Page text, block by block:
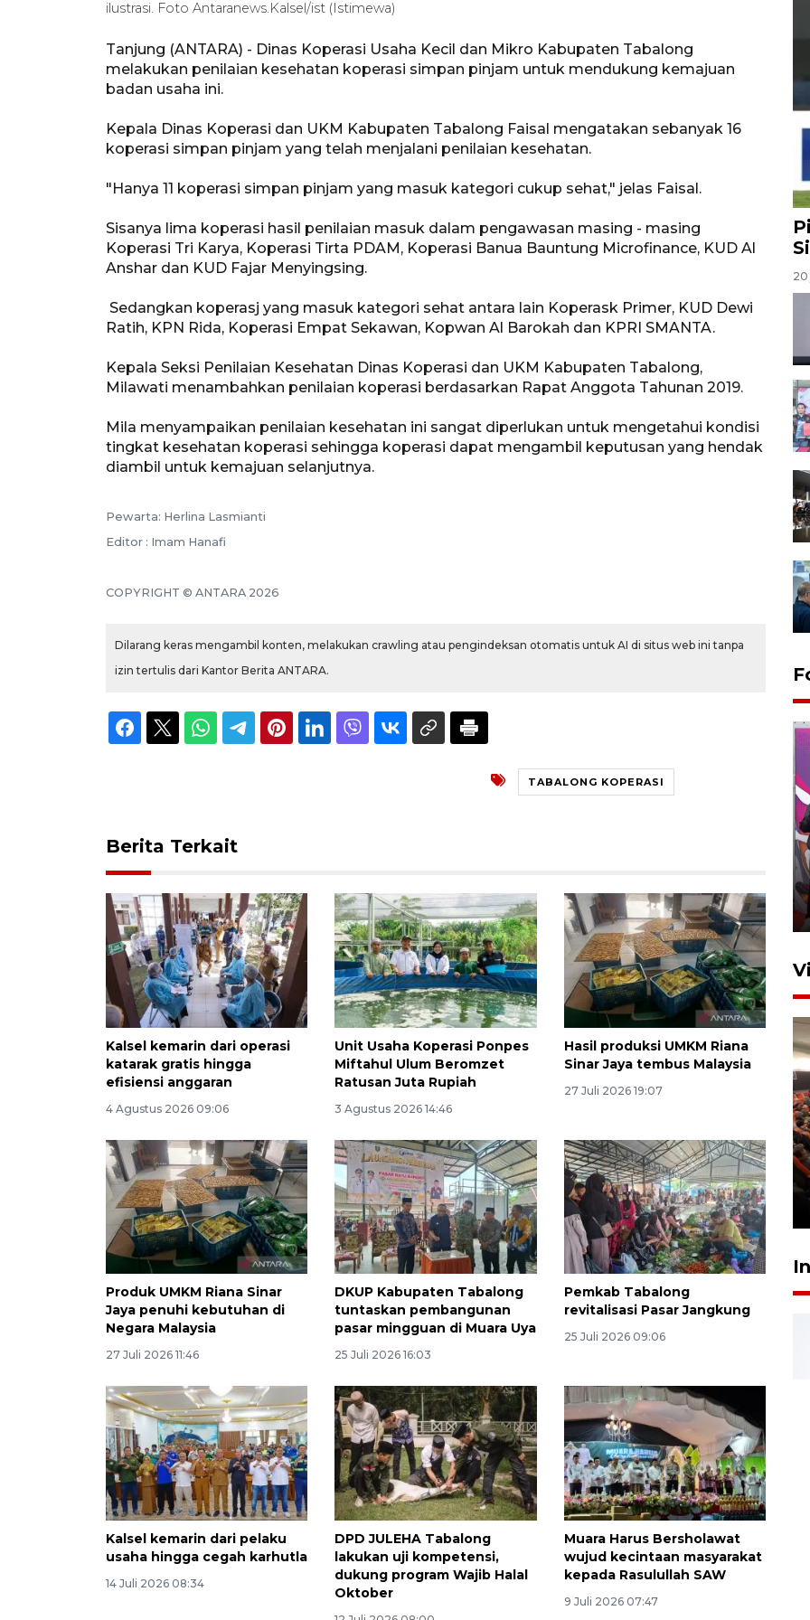
ilustrasi. Foto Antaranews.Kalsel/ist (Istimewa)
Tanjung (ANTARA) - Dinas Koperasi Usaha Kecil dan Mikro Kabupaten Tabalong
melakukan penilaian kesehatan koperasi simpan pinjam untuk mendukung kemajuan
badan usaha ini.
Kepala Dinas Koperasi dan UKM Kabupaten Tabalong Faisal mengatakan sebanyak 16
koperasi simpan pinjam yang telah menjalani penilaian kesehatan.
"Hanya 11 koperasi simpan pinjam yang masuk kategori cukup sehat," jelas Faisal.
Sisanya lima koperasi hasil penilaian masuk dalam pengawasan masing - masing
Koperasi Tri Karya, Koperasi Tirta PDAM, Koperasi Banua Bauntung Microfinance, KUD Al
Anshar dan KUD Fajar Menyingsing.
Sedangkan koperasj yang masuk kategori sehat antara lain Koperask Primer, KUD Dewi
Ratih, KPN Rida, Koperasi Empat Sekawan, Kopwan Al Barokah dan KPRI SMANTA.
Kepala Seksi Penilaian Kesehatan Dinas Koperasi dan UKM Kabupaten Tabalong,
Milawati menambahkan penilaian koperasi berdasarkan Rapat Anggota Tahunan 2019.
Mila menyampaikan penilaian kesehatan ini sangat diperlukan untuk mengetahui kondisi
tingkat kesehatan koperasi sehingga koperasi dapat mengambil keputusan yang hendak
diambil untuk kemajuan selanjutnya.
Pewarta: Herlina Lasmianti
Editor : Imam Hanafi
COPYRIGHT © ANTARA 2026
Dilarang keras mengambil konten, melakukan crawling atau pengindeksan otomatis untuk AI di situs web ini tanpa
izin tertulis dari Kantor Berita ANTARA.
TABALONG KOPERASI
Berita Terkait
Kalsel kemarin dari operasi
katarak gratis hingga
efisiensi anggaran
4 Agustus 2026 09:06
Unit Usaha Koperasi Ponpes
Miftahul Ulum Beromzet
Ratusan Juta Rupiah
3 Agustus 2026 14:46
Hasil produksi UMKM Riana
Sinar Jaya tembus Malaysia
27 Juli 2026 19:07
Produk UMKM Riana Sinar
Jaya penuhi kebutuhan di
Negara Malaysia
27 Juli 2026 11:46
DKUP Kabupaten Tabalong
tuntaskan pembangunan
pasar mingguan di Muara Uya
25 Juli 2026 16:03
Pemkab Tabalong
revitalisasi Pasar Jangkung
25 Juli 2026 09:06
Kalsel kemarin dari pelaku
usaha hingga cegah karhutla
14 Juli 2026 08:34
DPD JULEHA Tabalong
lakukan uji kompetensi,
dukung program Wajib Halal
Oktober
Muara Harus Bersholawat
wujud kecintaan masyarakat
kepada Rasulullah SAW
9 Juli 2026 07:47
20
23 Juli 2026 21:36
Anak Putus Sekolah Lewat
Pendidikan Kesetaraan
Bagian 2
30 Juli 2026 17:53